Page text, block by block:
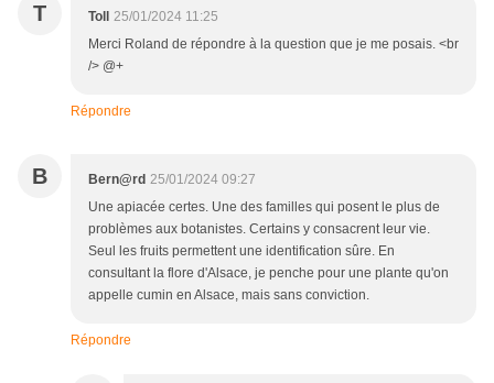
T Toll
25/01/2024 11:25
Merci Roland de répondre à la question que je me posais. <br
/> @+
Répondre
B Bern@rd 25/01/2024 09:27
Une apiacée certes. Une des familles qui posent le plus de
problèmes aux botanistes. Certains y consacrent leur vie.
Seul les fruits permettent une identification sûre. En
consultant la flore d'Alsace, je penche pour une plante qu'on
appelle cumin en Alsace, mais sans conviction.
Répondre